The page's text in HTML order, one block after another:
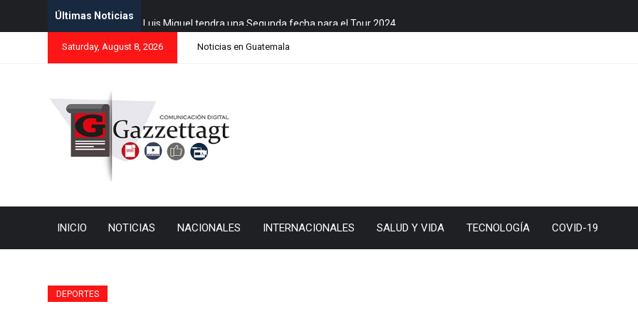
Últimas Noticias
Saturday, August 8, 2026 Noticias en Guatemala
INICIO NOTICIAS NACIONALES INTERNACIONALES SALUD Y VIDA TECNOLOGÍA COVID-19
DEPORTES